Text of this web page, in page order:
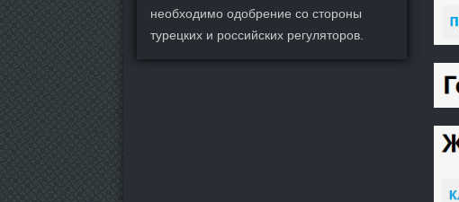
необходимо одобрение со стороны
турецких и российских регуляторов.